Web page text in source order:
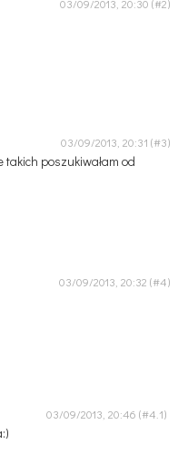
03/09/2013, 20:30
03/09/2013, 20:31
takich poszukiwałam od
03/09/2013, 20:32
03/09/2013, 20:46